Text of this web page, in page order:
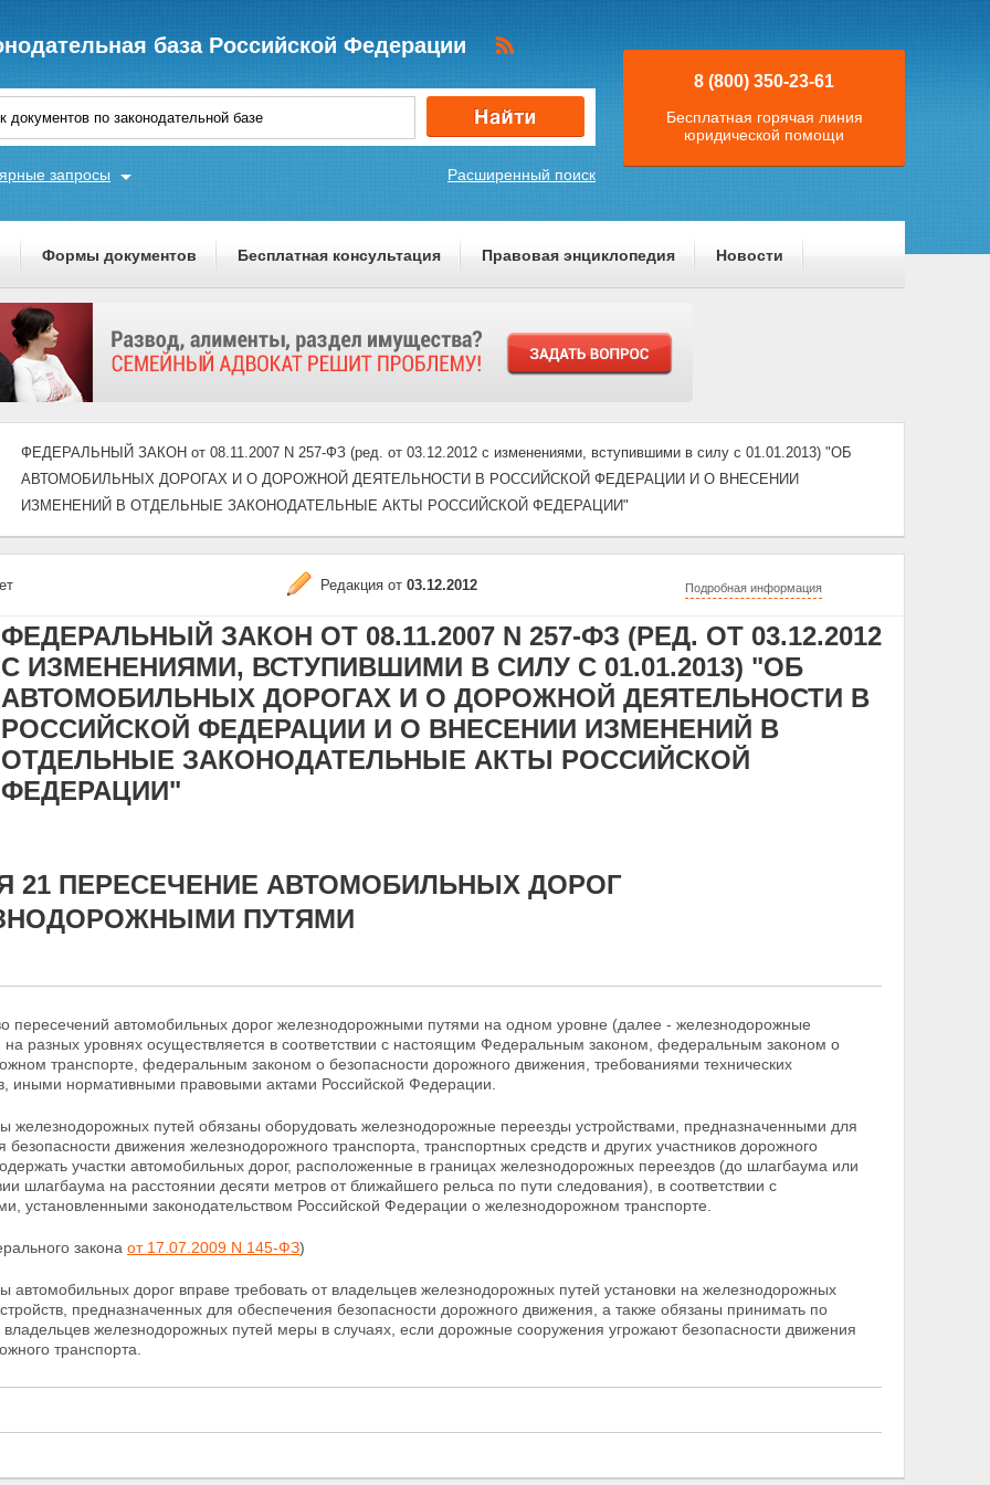
база Российской Федерации
Расширенный поиск
запросы
8 (800) 350-23-61
Бесплатная горячая линия
юридической помощи
Формы документов Бесплатная консультация Правовая энциклопедия Новости
ФЕДЕРАЛЬНЫЙ ЗАКОН от 08.11.2007 N 257-ФЗ (ред. от 03.12.2012 с изменениями, вступившими в силу с 01.01.2013) "ОБ
АВТОМОБИЛЬНЫХ ДОРОГАХ И О ДОРОЖНОЙ ДЕЯТЕЛЬНОСТИ В РОССИЙСКОЙ ФЕДЕРАЦИИ И О ВНЕСЕНИИ
ИЗМЕНЕНИЙ В ОТДЕЛЬНЫЕ ЗАКОНОДАТЕЛЬНЫЕ АКТЫ РОССИЙСКОЙ ФЕДЕРАЦИИ"
Редакция от 03.12.2012 Подробная информация
ФЕДЕРАЛЬНЫЙ ЗАКОН ОТ 08.11.2007 N 257-ФЗ (РЕД. ОТ 03.12.2012
С ИЗМЕНЕНИЯМИ, ВСТУПИВШИМИ В СИЛУ С 01.01.2013) "ОБ
АВТОМОБИЛЬНЫХ ДОРОГАХ И О ДОРОЖНОЙ ДЕЯТЕЛЬНОСТИ В
РОССИЙСКОЙ ФЕДЕРАЦИИ И О ВНЕСЕНИИ ИЗМЕНЕНИЙ В
ОТДЕЛЬНЫЕ ЗАКОНОДАТЕЛЬНЫЕ АКТЫ РОССИЙСКОЙ
ФЕДЕРАЦИИ"
21 ПЕРЕСЕЧЕНИЕ АВТОМОБИЛЬНЫХ ДОРОГ
ПУТЯМИ
пересечений автомобильных дорог железнодорожными путями на одном уровне (далее - железнодорожные
на разных уровнях осуществляется в соответствии с настоящим Федеральным законом, федеральным законом о
транспорте, федеральным законом о безопасности дорожного движения, требованиями технических
иными нормативными правовыми актами Российской Федерации.
железнодорожных путей обязаны оборудовать железнодорожные переезды устройствами, предназначенными для
безопасности движения железнодорожного транспорта, транспортных средств и других участников дорожного
участки автомобильных дорог, расположенные в границах железнодорожных переездов (до шлагбаума или
шлагбаума на расстоянии десяти метров от ближайшего рельса по пути следования), в соответствии с
установленными законодательством Российской Федерации о железнодорожном транспорте.
закона от 17.07.2009 N 145-ФЗ)
автомобильных дорог вправе требовать от владельцев железнодорожных путей установки на железнодорожных
предназначенных для обеспечения безопасности дорожного движения, а также обязаны принимать по
железнодорожных путей меры в случаях, если дорожные сооружения угрожают безопасности движения
транспорта.